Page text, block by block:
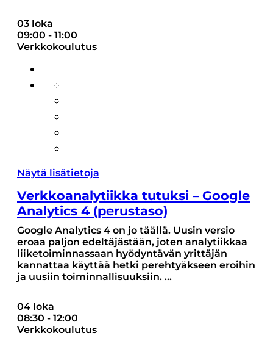
03 loka
09:00 - 11:00
Verkkokoulutus
Näytä lisätietoja
Verkkoanalytiikka tutuksi – Google
Analytics 4 (perustaso)
Google Analytics 4 on jo täällä. Uusin versio
eroaa paljon edeltäjästään, joten analytiikkaa
liiketoiminnassaan hyödyntävän yrittäjän
kannattaa käyttää hetki perehtyäkseen eroihin
ja uusiin toiminnallisuuksiin. ...
04 loka
08:30 - 12:00
Verkkokoulutus